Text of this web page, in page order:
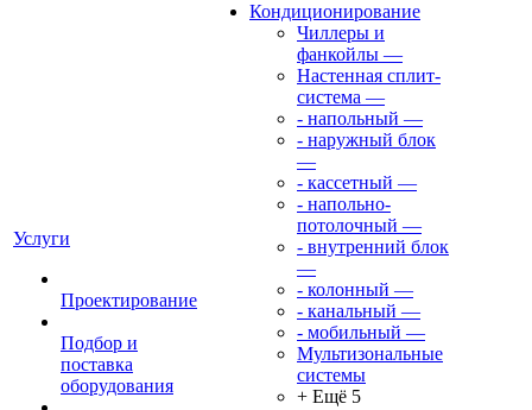
Услуги
Проектирование
Подбор и
поставка
оборудования
Кондиционирование
Чиллеры и
фанкойлы —
Настенная сплит-
система —
- напольный —
- наружный блок
—
- кассетный —
- напольно-
потолочный —
- внутренний блок
—
- колонный —
- канальный —
- мобильный —
Мультизональные
системы
+ Ещё 5